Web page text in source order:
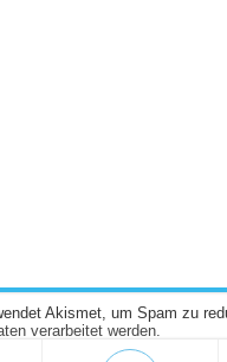
Akismet, um Spam zu
verarbeitet werden.